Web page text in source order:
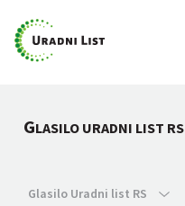
GLASILO URADNI LIST RS
Glasilo Uradni list RS